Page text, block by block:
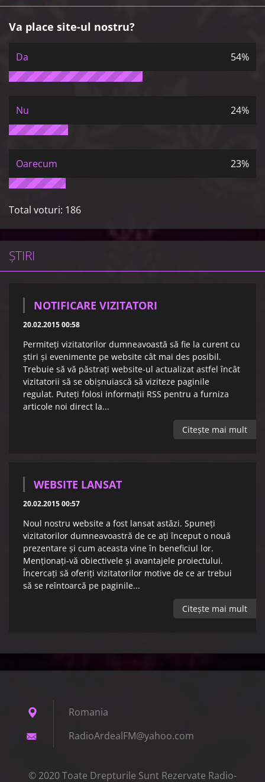
Va place site-ul nostru?
Da 54%
Nu 24%
Oarecum 23%
Total voturi: 186
ŞTIRI
NOTIFICARE VIZITATORI
20.02.2015 00:58
Permiteţi vizitatorilor dumneavoastă să fie la curent cu
ştiri şi evenimente pe website cât mai des posibil.
Trebuie să vă păstraţi website-ul actualizat astfel încât
vizitatorii să se obişnuiască să viziteze paginile
regulat. Puteţi folosi informaţii RSS pentru a furniza
articole noi direct la...
Citeşte mai mult
WEBSITE LANSAT
20.02.2015 00:57
Noul nostru website a fost lansat astăzi. Spuneţi
vizitatorilor dumneavoastră de ce aţi început o nouă
prezentare şi cum aceasta vine în beneficiul lor.
Menţionaţi-vă obiectivele şi avantajele proiectului.
Încercaţi să oferiţi vizitatorilor motive de ce ar trebui
să se reîntoarcă pe paginile...
Citeşte mai mult
Romania
RadioArdealFM@yahoo.com
© 2020 Toate Drepturile Sunt Rezervate Radio-